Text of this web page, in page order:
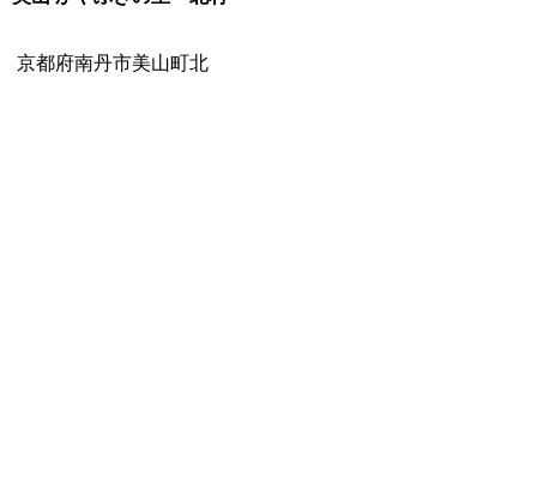
京都府南丹市美山町北